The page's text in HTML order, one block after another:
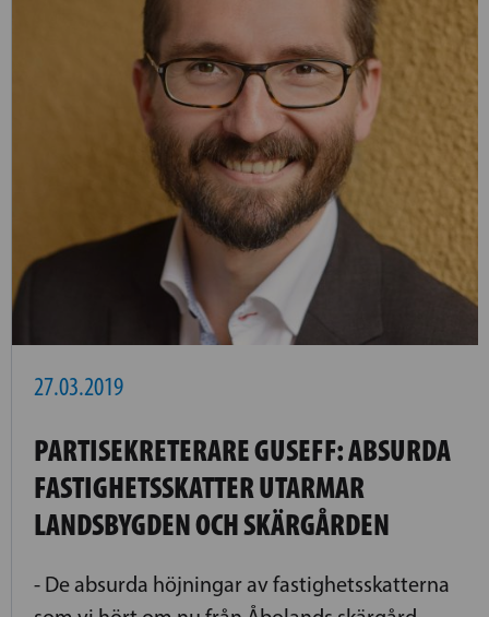
27.03.2019
PARTISEKRETERARE GUSEFF: ABSURDA
FASTIGHETSSKATTER UTARMAR
LANDSBYGDEN OCH SKÄRGÅRDEN
- De absurda höjningar av fastighetsskatterna